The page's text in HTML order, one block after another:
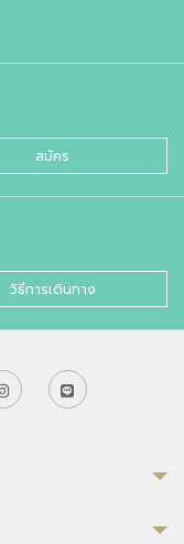
สมัคร
วิธีการเดินทาง